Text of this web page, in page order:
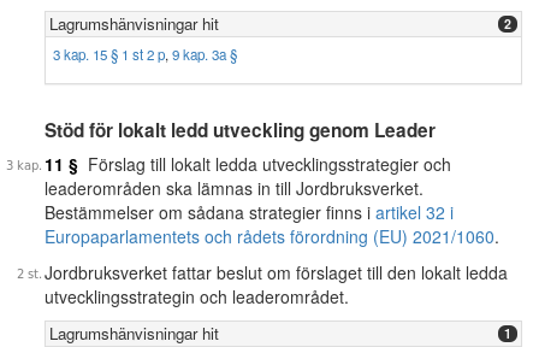
Lagrumshänvisningar hit 2
3 kap. 15 § 1 st 2 p, 9 kap. 3a §
Stöd för lokalt ledd utveckling genom Leader
11 § Förslag till lokalt ledda utvecklingsstrategier och
leaderområden ska lämnas in till Jordbruksverket.
Bestämmelser om sådana strategier finns i artikel 32 i
Europaparlamentets och rådets förordning (EU) 2021/1060.
Jordbruksverket fattar beslut om förslaget till den lokalt ledda
utvecklingsstrategin och leaderområdet.
Lagrumshänvisningar hit 1